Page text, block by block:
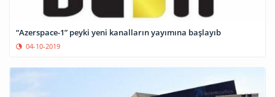
“Azerspace-1” peyki yeni kanalların yayımına başlayıb
04-10-2019